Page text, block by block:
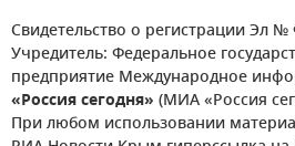
Свидетельство о регистрации Эл №
Учредитель: Федеральное
предприятие Международное
«Россия сегодня» (МИА «Россия
При любом использовании